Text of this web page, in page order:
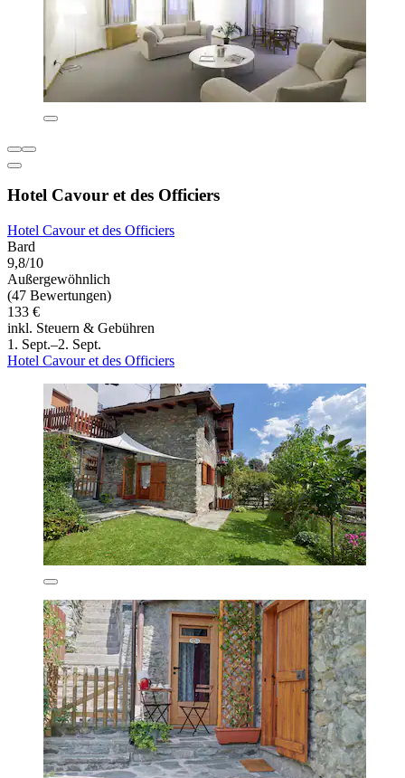
Hotel Cavour et des Officiers
Hotel Cavour et des Officiers
Bard
9,8/10
Außergewöhnlich
(47 Bewertungen)
133 €
inkl. Steuern & Gebühren
1. Sept.–2. Sept.
Hotel Cavour et des Officiers